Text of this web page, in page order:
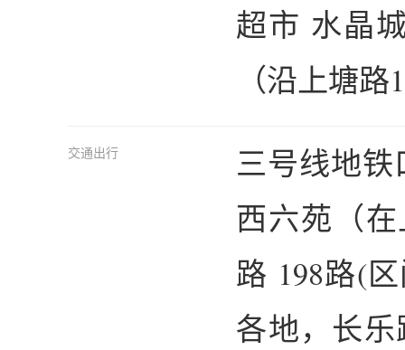
超市 水晶
（沿上塘
交通出行
三号线地铁
西六苑（
路 198路(
各地，长乐